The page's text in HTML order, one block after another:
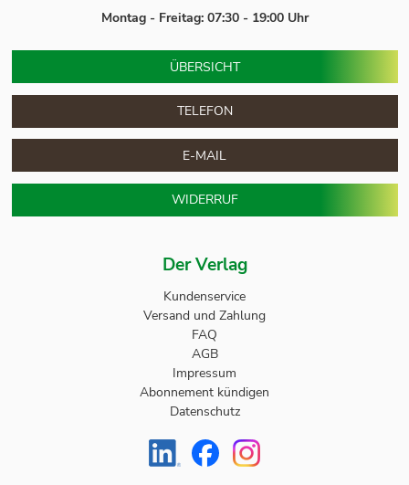
Der Verlag
Kundenservice
Versand und Zahlung
FAQ
AGB
Impressum
Abonnement kündigen
Datenschutz
Montag - Freitag: 07:30 - 19:00 Uhr
ÜBERSICHT
TELEFON
E-MAIL
WIDERRUF